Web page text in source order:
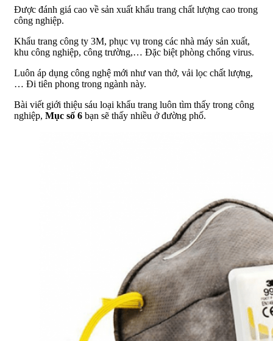
Được đánh giá cao về sản xuất khẩu trang chất lượng cao trong
công nghiệp.
Khẩu trang công ty 3M, phục vụ trong các nhà máy sản xuất,
khu công nghiệp, công trường,… Đặc biệt phòng chống virus.
Luôn áp dụng công nghệ mới như van thở, vải lọc chất lượng,
… Đi tiên phong trong ngành này.
Bài viết giới thiệu sáu loại khẩu trang luôn tìm thấy trong công
nghiệp, Mục số 6 bạn sẽ thấy nhiều ở đường phố.